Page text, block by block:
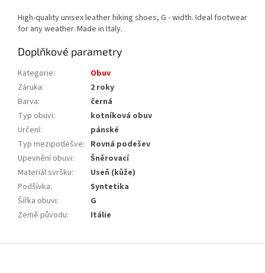
High-quality unisex leather hiking shoes, G - width. Ideal footwear
for any weather. Made in Italy.
Doplňkové parametry
Kategorie:
Obuv
Záruka:
2 roky
Barva:
černá
Typ obuvi:
kotníková obuv
Určení:
pánské
Typ mezipodešve: Rovná podešev
Upevnění obuvi:
Šněrovací
Materiál svršku:
Useň (kůže)
Podšívka:
Syntetika
Šířka obuvi:
G
Země původu: Itálie